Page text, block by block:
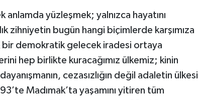
yüzleşmek; yalnızca hayatını
zihniyetin bugün hangi biçimlerde karşımıza
bir demokratik gelecek iradesi ortaya
hep birlikte kuracağımız ülkemiz; kinin
cezasızlığın değil adaletin ülkesi
Madımak’ta yaşamını yitiren tüm